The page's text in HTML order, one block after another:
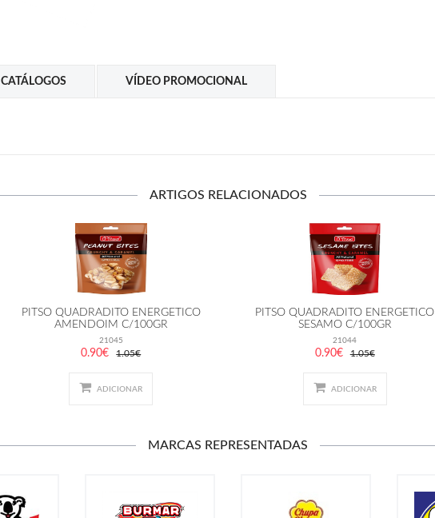
CATÁLOGOS VÍDEO PROMOCIONAL
ARTIGOS RELACIONADOS
PITSO QUADRADITO ENERGETICO
AMENDOIM C/100GR
21045
0.90€ 1.05€
ADICIONAR
PITSO QUADRADITO ENERGETICO
SESAMO C/100GR
21044
0.90€ 1.05€
ADICIONAR
MARCAS REPRESENTADAS